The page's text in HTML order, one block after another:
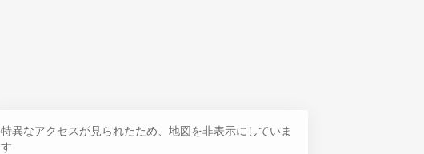
特異なアクセスが見られたため、地図を非表示にしていま
す